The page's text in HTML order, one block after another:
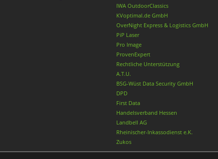
IWA OutdoorClassics
KVoptimal.de GmbH
OverNight Express & Logistics GmbH
PiP Laser
Pro Image
ProvenExpert
Rechtliche Unterstützung
A.T.U.
BSG-Wüst Data Security GmbH
DPD
First Data
Handelsverband Hessen
Landbell AG
Rheinischer-Inkassodienst e.K.
Zukos